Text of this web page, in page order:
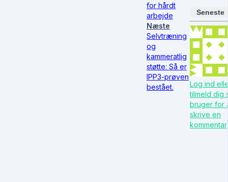
for hårdt
arbejde
Næste
Selvtræning
og
kammeratlig
støtte: Så er
IPP3-prøven
bestået.
Seneste
Log ind
tilmeld dig
bruger for
skrive en
kommentar